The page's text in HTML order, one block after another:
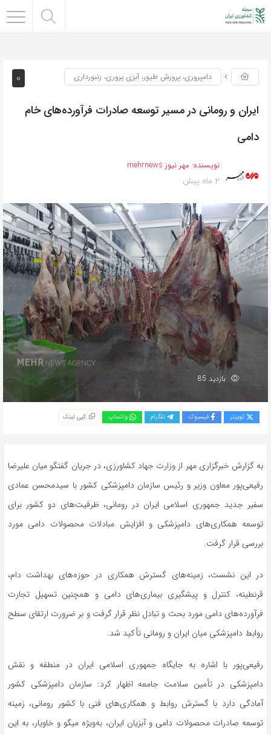
0 دامپروری، پرورش طیور، آبزی پروری، زنبورداری
ایران و رومانی در مسیر توسعه صادرات فرآورده‌های خام
دامی
نویسنده: مهر نیوز mehrnews
2 ماه پیش
بازدید 85
توییتر فیسبوک تلگرام واتساپ کپی لینک
به گزارش خبرگزاری مهر از وزارت جهاد کشاورزی، در جریان گفتگو میان علیرضا
رفیعی‌پور معاون وزیر و رئیس سازمان دامپزشکی کشور با سیدمحسن عمادی
سفیر جدید جمهوری اسلامی ایران در رومانی، ظرفیت‌های دو کشور برای
توسعه همکاری‌های دامپزشکی و افزایش مبادلات محصولات دامی مورد
بررسی قرار گرفت.
در این نشست، زمینه‌های گسترش همکاری در حوزه‌های بهداشت دام،
قرنطینه، کنترل و پیشگیری بیماری‌های دامی و همچنین تسهیل تجارت
فرآورده‌های دامی مورد بحث و تبادل نظر قرار گرفت و بر ضرورت ارتقای سطح
روابط دامپزشکی میان ایران و رومانی تأکید شد.
رفیعی‌پور با اشاره به جایگاه جمهوری اسلامی ایران در منطقه و نقش
دامپزشکی در تأمین سلامت جامعه اظهار کرد: سازمان دامپزشکی کشور
آمادگی دارد با گسترش روابط و همکاری‌های فنی با کشور رومانی، زمینه
توسعه صادرات محصولات دامی و آبزیان ایران، به‌ویژه میگو و خاویار، به این